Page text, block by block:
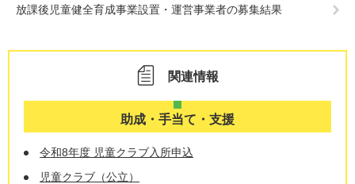
放課後児童健全育成事業設置・運営事業者の募集結果
関連情報
助成・手当て・支援
令和8年度 児童クラブ入所申込
児童クラブ（公立）